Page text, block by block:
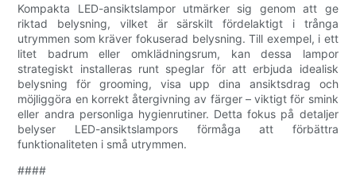
Kompakta LED-ansiktslampor utmärker sig genom att ge
riktad belysning, vilket är särskilt fördelaktigt i trånga
utrymmen som kräver fokuserad belysning. Till exempel, i ett
litet badrum eller omklädningsrum, kan dessa lampor
strategiskt installeras runt speglar för att erbjuda idealisk
belysning för grooming, visa upp dina ansiktsdrag och
möjliggöra en korrekt återgivning av färger – viktigt för smink
eller andra personliga hygienrutiner. Detta fokus på detaljer
belyser LED-ansiktslampors förmåga att förbättra
funktionaliteten i små utrymmen.
####